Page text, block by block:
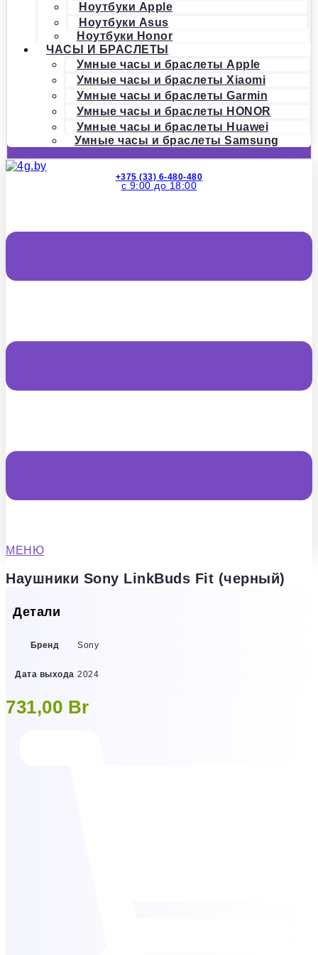
Ноутбуки Apple
Ноутбуки Asus
Ноутбуки Honor
ЧАСЫ И БРАСЛЕТЫ
Умные часы и браслеты Apple
Умные часы и браслеты Xiaomi
Умные часы и браслеты Garmin
Умные часы и браслеты HONOR
Умные часы и браслеты Huawei
Умные часы и браслеты Samsung
+375 (33) 6-480-480
с 9:00 до 18:00
МЕНЮ
Наушники Sony LinkBuds Fit (черный)
Детали
Бренд Sony
Дата выхода 2024
731,00 Br